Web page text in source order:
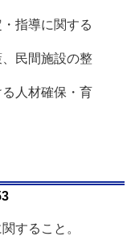
指導に関する
民間施設の整
人材確保・育
すること。